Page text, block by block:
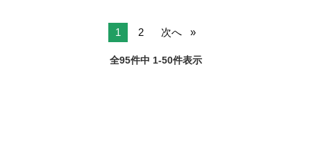
1 2 次へ
全95件中 1-50件表示